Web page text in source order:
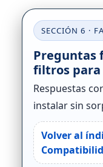
SECCIÓN 6 ·
Preguntas
filtros para
Respuestas
instalar sin
Volver al